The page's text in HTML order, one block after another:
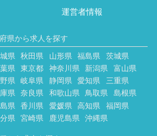
運営者情報
県から求人を探す
県 秋田県 山形県 福島県 茨城県
県 東京都 神奈川県 新潟県 富山県
県 岐阜県 静岡県 愛知県 三重県
県 奈良県 和歌山県 鳥取県 島根県
県 香川県 愛媛県 高知県 福岡県
県 宮崎県 鹿児島県 沖縄県